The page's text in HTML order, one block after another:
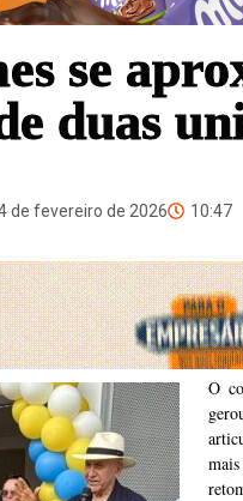
se
duas
de fevereiro de 2026 10:47
O